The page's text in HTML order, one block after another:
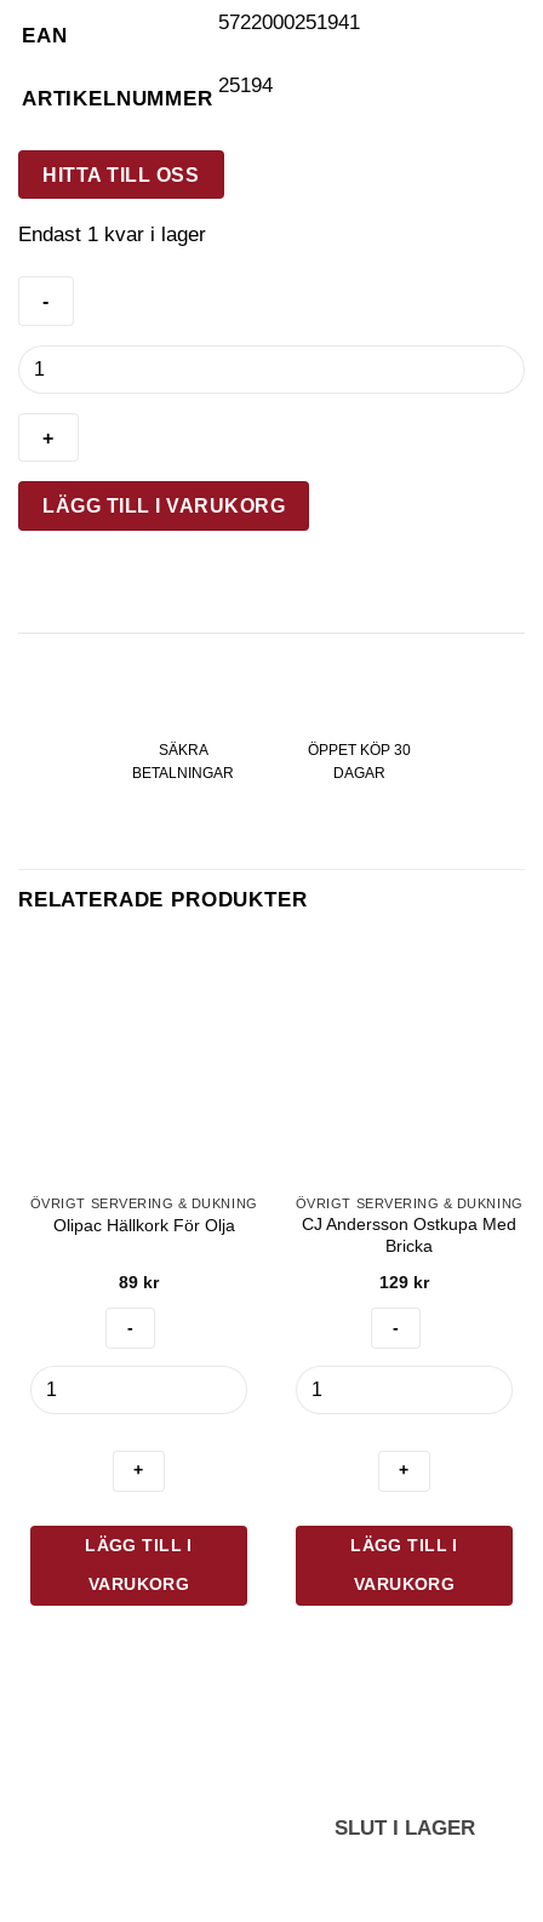
EAN
5722000251941
ARTIKELNUMMER
25194
HITTA TILL OSS
Endast 1 kvar i lager
HOLM
5
LÄGG TILL I VARUKORG
SÄKRA
BETALNINGAR
ÖPPET KÖP 30
DAGAR
RELATERADE PRODUKTER
ÖVRIGT SERVERING & DUKNING
Olipac Hällkork För Olja
89 kr
Hällkork
LÄGG TILL I
VARUKORG
ÖVRIGT SERVERING & DUKNING
CJ Andersson Ostkupa Med
Bricka
129 kr
Andersson
LÄGG TILL I
VARUKORG
SLUT I LAGER